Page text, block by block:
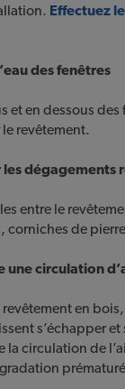
Effectuez
des fenêtres
et en dessous
revêtement.
les dégagements
entre le
corniches de
une circulation
en
s’échapper
la circulation de